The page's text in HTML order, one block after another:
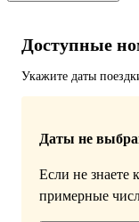
Доступные
Укажите даты
Даты не
Если не знаете
примерные